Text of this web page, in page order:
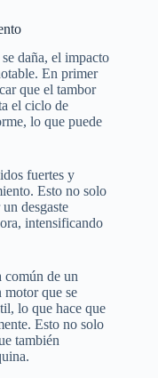
se daña, el impacto
En primer
que el tambor
el ciclo de
lo que puede
fuertes y
Esto no solo
desgaste
intensificando
común de un
motor que se
lo que hace que
Esto no solo
también